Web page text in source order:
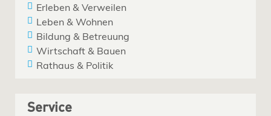
Erleben & Verweilen
Leben & Wohnen
Bildung & Betreuung
Wirtschaft & Bauen
Rathaus & Politik
Service